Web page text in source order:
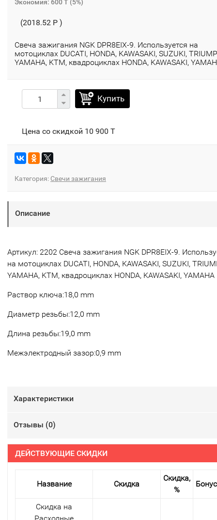
Экономия: 600 T (5%)
(2018.52 P )
Свеча зажигания NGK DPR8EIX-9. Используется на
мотоциклах DUCATI, HONDA, KAWASAKI, SUZUKI,
YAMAHA, KTM, квадроциклах HONDA, KAWASAKI,
Купить
Цена со скидкой 10 900 T
Категория: Свечи зажигания
Описание
Артикул: 2202 Свеча зажигания NGK DPR8EIX-9.
на мотоциклах DUCATI, HONDA, KAWASAKI, SUZUKI,
YAMAHA, KTM, квадроциклах HONDA, KAWASAKI, YAMAHA
Раствор ключа:18,0 mm
Диаметр резьбы:12,0 mm
Длина резьбы:19,0 mm
Межэлектродный зазор:0,9 mm
Характеристики
Отзывы (0)
ДЕЙСТВУЮЩИЕ СКИДКИ
Название Скидка
Скидка,
%
Скидка на